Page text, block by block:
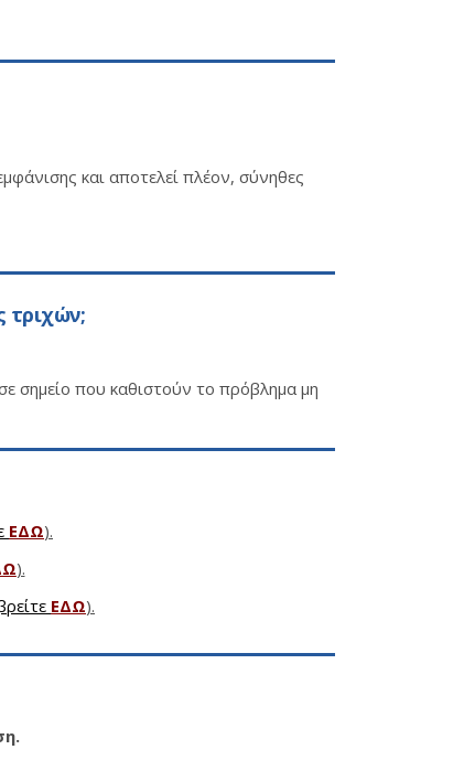
και αποτελεί πλέον, σύνηθες
τριχών;
σημείο που καθιστούν το πρόβλημα μη
ΕΔΩ).
).
ΕΔΩ).